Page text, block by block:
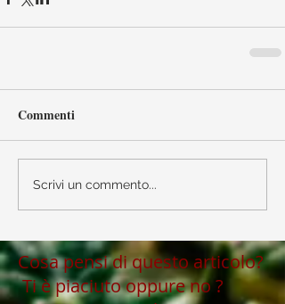
Commenti
Scrivi un commento...
Cosa pensi di questo articolo?
Ti è piaciuto oppure no ?